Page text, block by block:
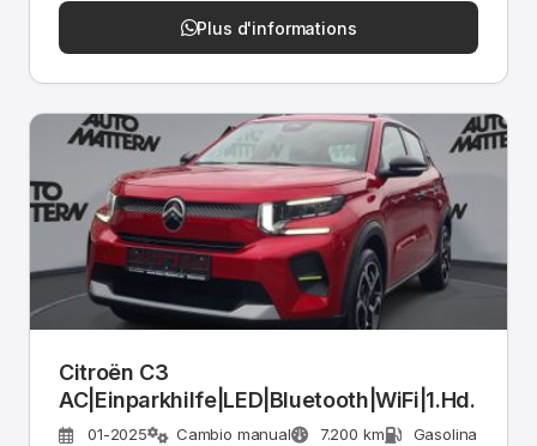
Plus d'informations
Citroën C3
AC|Einparkhilfe|LED|Bluetooth|WiFi|1.Hd.
01-2025 Cambio manual 7.200 km
Gasolina